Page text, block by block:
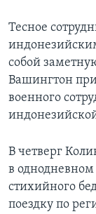
Тесное
собой
Вашингтон
военного
В четверг
в
стихийного
поездку по